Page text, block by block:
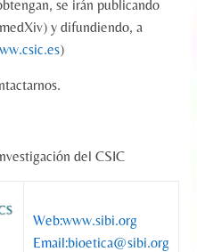
se irán publicando
y difundiendo, a
)
del CSIC
Web:www.sibi.org
Email:bioetica@sibi.org